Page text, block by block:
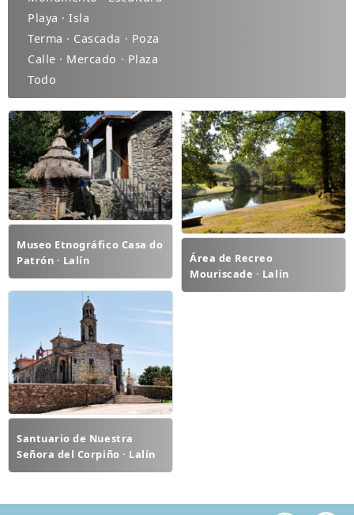
Playa · Isla
Terma · Cascada · Poza
Calle · Mercado · Plaza
Todo
Museo Etnográfico Casa do
Patrón · Lalín
Área de Recreo
Mouriscade · Lalín
Santuario de Nuestra
Señora del Corpiño · Lalín